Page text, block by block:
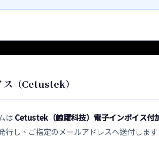
ス（Cetustek）
は Cetustek（鯨躍科技）電子インボイス付
行し、ご指定のメールアドレスへ送付します